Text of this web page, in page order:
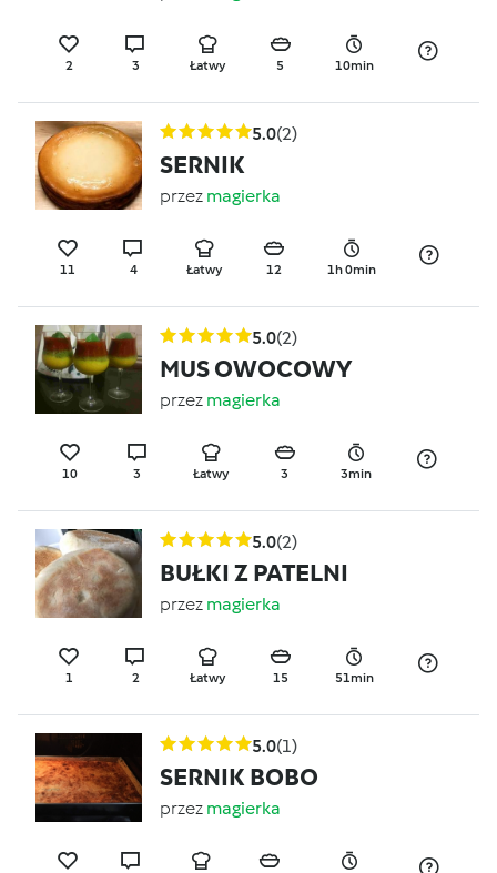
2 3 Łatwy 5 10min
5.0(2)
SERNIK
przez magierka
11 4 Łatwy 12 1h 0min
5.0(2)
MUS OWOCOWY
przez magierka
10 3 Łatwy 3 3min
5.0(2)
BUŁKI Z PATELNI
przez magierka
1 2 Łatwy 15 51min
5.0(1)
SERNIK BOBO
przez magierka